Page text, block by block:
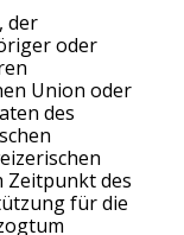
der
oder
Union oder
des
Zeitpunkt des
für die